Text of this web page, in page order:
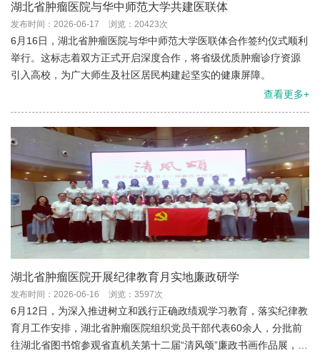
湖北省肿瘤医院与华中师范大学共建医联体
发布时间：2026-06-17 浏览：20423次
6月16日，湖北省肿瘤医院与华中师范大学医联体合作签约仪式顺利
举行。这标志着双方正式开启深度合作，将省级优质肿瘤诊疗资源
引入高校，为广大师生及社区居民构建起坚实的健康屏障。
查看更多+
湖北省肿瘤医院开展纪律教育月实地廉政研学
发布时间：2026-06-16 浏览：3597次
6月12日，为深入推进树立和践行正确政绩观学习教育，落实纪律教
育月工作安排，湖北省肿瘤医院组织党员干部代表60余人，分批前
往湖北省图书馆参观省直机关第十二届“清风颂”廉政书画作品展，赴